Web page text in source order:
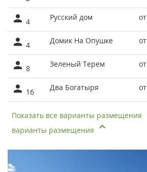
4 Русский дом от
4 Домик На Опушке от
8 Зеленый Терем от
16 Два Богатыря от
Показать все варианты размещения
варианты размещения